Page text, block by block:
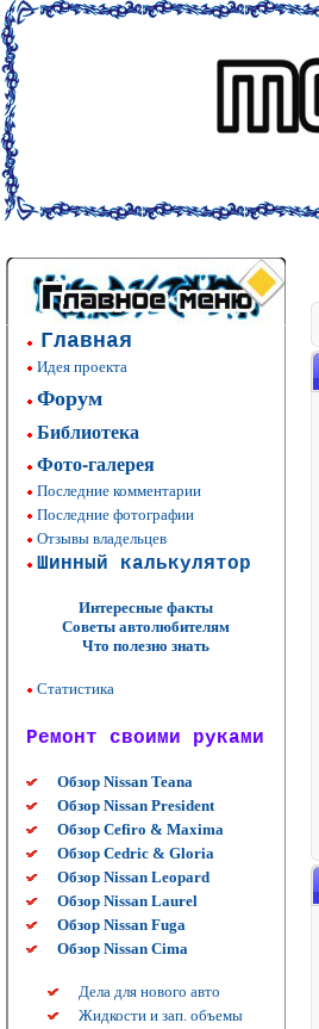
Главная
Идея проекта
Форум
Библиотека
Фото-галерея
Последние комментарии
Последние фотографии
Отзывы владельцев
Шинный калькулятор
Интересные факты
Советы автолюбителям
Что полезно знать
Статистика
Ремонт своими руками
Обзор Nissan Teana
Обзор Nissan President
Обзор Cefiro & Maxima
Обзор Cedric & Gloria
Обзор Nissan Leopard
Обзор Nissan Laurel
Обзор Nissan Fuga
Обзор Nissan Cima
Дела для нового авто
Жидкости и зап. объемы